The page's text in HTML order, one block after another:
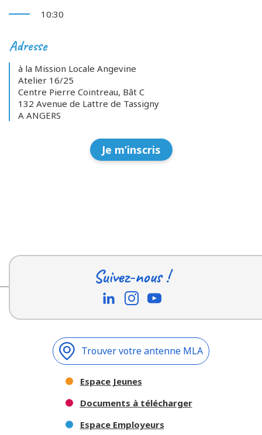
10:30
Adresse
à la Mission Locale Angevine
Atelier 16/25
Centre Pierre Cointreau, Bât C
132 Avenue de Lattre de Tassigny
A ANGERS
Je m’inscris
Suivez-nous !
Trouver votre antenne MLA
Espace Jeunes
Documents à télécharger
Espace Employeurs